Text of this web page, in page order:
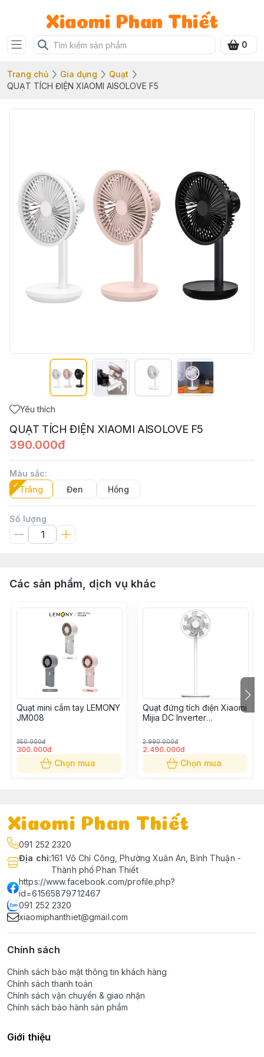
Xiaomi Phan Thiết
0
Trang chủ Gia dụng
Quạt
QUẠT TÍCH ĐIỆN XIAOMI AISOLOVE F5
Yêu thích
QUẠT TÍCH ĐIỆN XIAOMI AISOLOVE F5
390.000đ
Màu sắc:
Trắng
Đen Hồng
Số lượng
Các sản phẩm, dịch vụ khác
Quạt mini cầm tay LEMONY
JM008
350.000đ
300.000đ
Chọn mua
Quạt đứng tích điện Xiaomi
Mijia DC Inverter
2.990.000đ
2.490.000đ
Chọn mua
Xiaomi Phan Thiết
091 252 2320
Địa chỉ:161 Võ Chí Công, Phường Xuân An, Bình Thuận -
Thành phố Phan Thiết
https://www.facebook.com/profile.php?
id=61565879712467
091 252 2320
xiaomiphanthiet@gmail.com
Chính sách
Chính sách bảo mật thông tin khách hàng
Chính sách thanh toán
Chính sách vận chuyển & giao nhận
Chính sách bảo hành sản phẩm
Giới thiệu